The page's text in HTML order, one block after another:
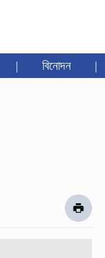
| বিনোদন |